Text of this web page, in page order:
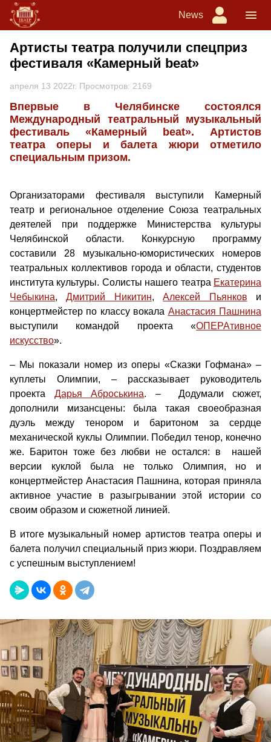
News
Артисты театра получили спецприз
фестиваля «Камерный beat»
апреля 13 2022г. Просмотров: 2169
Впервые в Челябинске состоялся
Международный театральный музыкальный
фестиваль «Камерный beat». Артистов
театра оперы и балета жюри отметило
специальным призом.
Организаторами фестиваля выступили Камерный
театр и региональное отделение Союза театральных
деятелей при поддержке Министерства культуры
Челябинской области. Конкурсную программу
составили 28 музыкально-юмористических номеров
театральных коллективов города и области, студентов
института культуры. Солисты нашего театра Екатерина
Чебыкина,Дмитрий Никитин,Алексей Пьянков и
концертмейстер по классу вокала Анастасия Пашнина
выступили командой проекта «ОПЕРАтивное
искусство».
– Мы показали номер из оперы «Сказки Гофмана» –
куплеты Олимпии, – рассказывает руководитель
проекта Дарья Аброськина. – Додумали сюжет,
дополнили мизансцены: была такая своеобразная
дуэль между тенором и баритоном за сердце
механической куклы Олимпии. Победил тенор, конечно
же. Баритон тоже без любви не остался: в нашей
версии куклой была не только Олимпия, но и
концертмейстер Анастасия Пашнина, которая приняла
активное участие в разыгрывании этой истории со
своим образом и сюжетной линией.
В итоге музыкальный номер артистов театра оперы и
балета получил специальный приз жюри. Поздравляем
с успешным выступлением!